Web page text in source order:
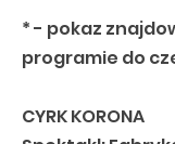
* - pokaz
programie do
CYRK KORONA